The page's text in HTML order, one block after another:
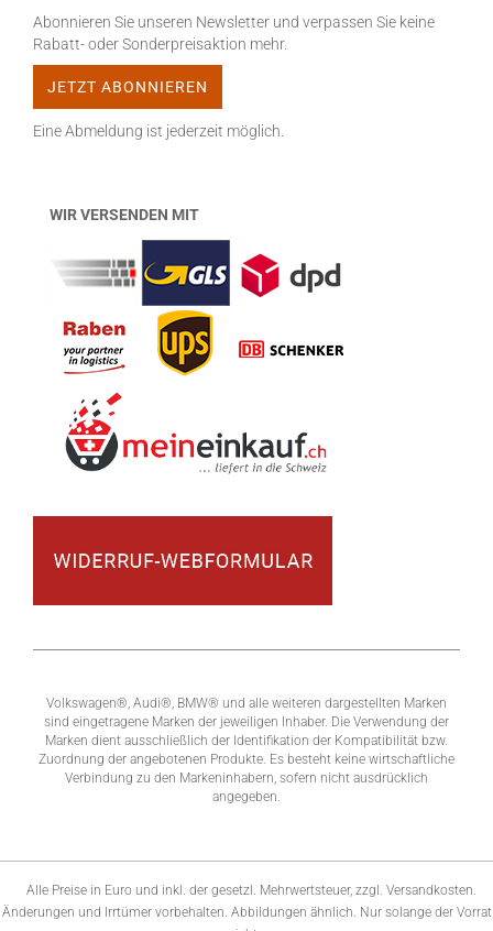
Abonnieren Sie unseren Newsletter und verpassen Sie keine
Rabatt- oder Sonderpreisaktion mehr.
Eine Abmeldung ist jederzeit möglich.
WIR VERSENDEN MIT
Volkswagen®, Audi®, BMW® und alle weiteren dargestellten Marken
sind eingetragene Marken der jeweiligen Inhaber. Die Verwendung der
Marken dient ausschließlich der Identifikation der Kompatibilität bzw.
Zuordnung der angebotenen Produkte. Es besteht keine wirtschaftliche
Verbindung zu den Markeninhabern, sofern nicht ausdrücklich
angegeben.
Alle Preise in Euro und inkl. der gesetzl. Mehrwertsteuer, zzgl. Versandkosten.
Änderungen und Irrtümer vorbehalten. Abbildungen ähnlich. Nur solange der Vorrat